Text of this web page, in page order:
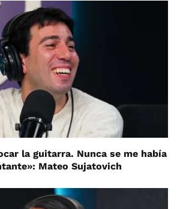
la guitarra. Nunca se me había
Mateo Sujatovich